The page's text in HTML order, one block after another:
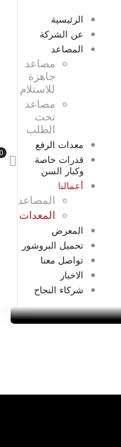
الرئيسية
عن الشركة
المصاعد
مصاعد
جاهزة
للاستلام
مصاعد
تحت
الطلب
معدات الرفع
قدرات خاصة
وكبار السن
أعمالنا
المصاعد
المعدات
المعرض
تحميل البروشور
تواصل معنا
الاخبار
شركاء النجاح